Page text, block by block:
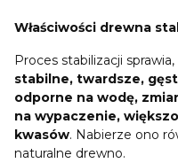
Właściwości drewna
Proces stabilizacji
stabilne, twardsze,
odporne na wodę,
na wypaczenie,
kwasów. Nabierze ono
naturalne drewno.